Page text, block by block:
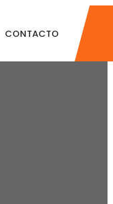
CONTACTO